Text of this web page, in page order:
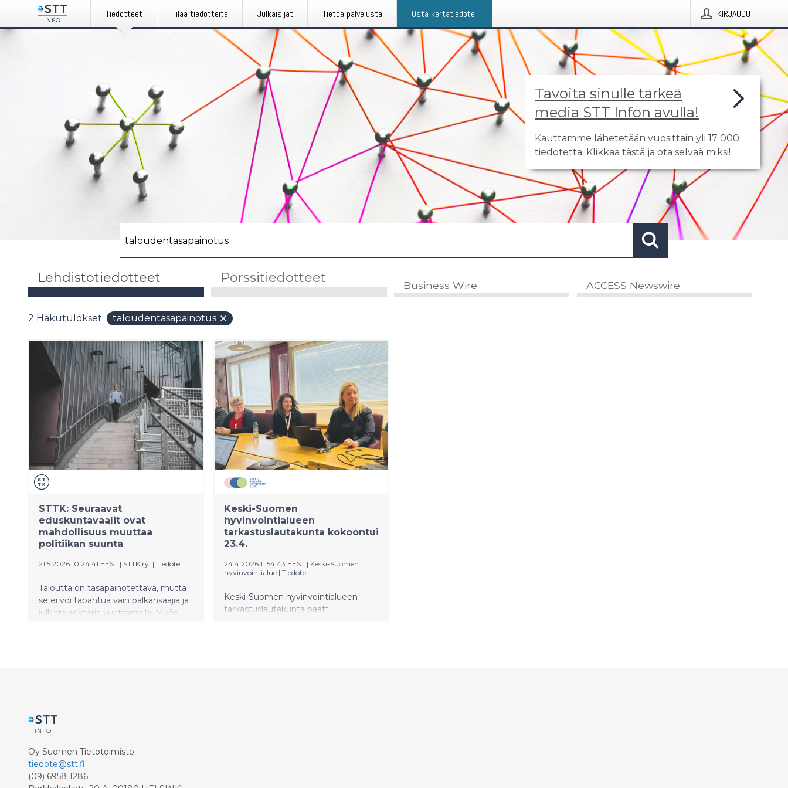
Tiedotteet Tilaa tiedotteita Julkaisijat Tietoa palvelusta Osta kertatiedote KIRJAUDU
Tavoita sinulle tärkeä
media STT Infon avulla!
Kauttamme lähetetään vuosittain yli 17 000
tiedotetta. Klikkaa tästä ja ota selvää miksi!
Lehdistötiedotteet Pörssitiedotteet Business Wire ACCESS Newswire
2 Hakutulokset taloudentasapainotus
STTK: Seuraavat
eduskuntavaalit ovat
mahdollisuus muuttaa
politiikan suunta
21.5.2026 10:24:41 EEST | STTK ry. | Tiedote
Taloutta on tasapainotettava, mutta
se ei voi tapahtua vain palkansaajia ja
julkista sektoria kurittamalla. Myös
Keski-Suomen
hyvinvointialueen
tarkastuslautakunta kokoontui
23.4.
24.4.2026 11:54:43 EEST | Keski-Suomen
hyvinvointialue | Tiedote
Keski-Suomen hyvinvointialueen
tarkastuslautakunta päätti
tilintarkastuskertomuksessa olevaan
Oy Suomen Tietotoimisto
tiedote@stt.fi
(09) 6958 1286